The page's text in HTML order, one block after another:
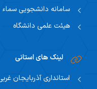
سامانه دانشجویی سماء
هیئت علمی دانشگاه
لینک های استانی
استانداری آذربایجان غربی